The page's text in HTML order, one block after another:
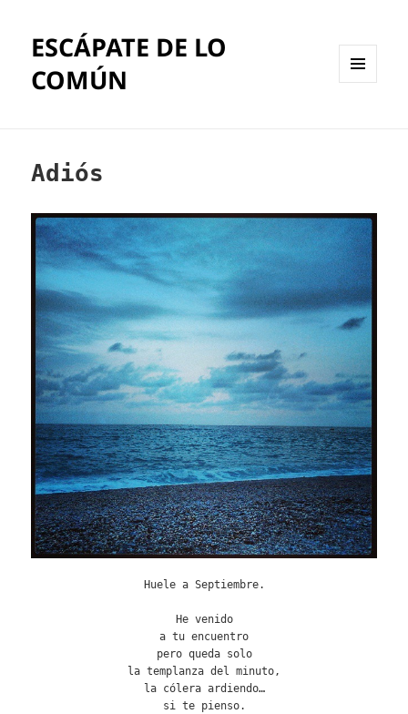
ESCÁPATE DE LO
COMÚN
Adiós
Huele a Septiembre.
He venido
a tu encuentro
pero queda solo
la templanza del minuto,
la cólera ardiendo…
si te pienso.